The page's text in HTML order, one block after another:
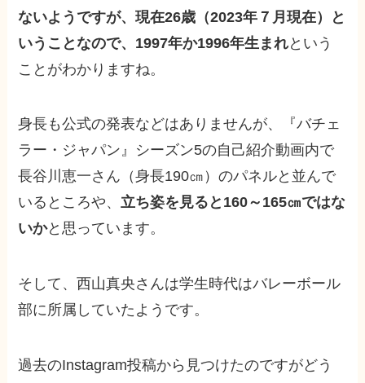
ないようですが、現在26歳（2023年７月現在）と
いうことなので、1997年か1996年生まれという
ことがわかりますね。
身長も公式の発表などはありませんが、『バチェ
ラー・ジャパン』シーズン5の自己紹介動画内で
長谷川恵一さん（身長190㎝）のパネルと並んで
いるところや、立ち姿を見ると160～165㎝ではな
いかと思っています。
そして、西山真央さんは学生時代はバレーボール
部に所属していたようです。
過去のInstagram投稿から見つけたのですがどう